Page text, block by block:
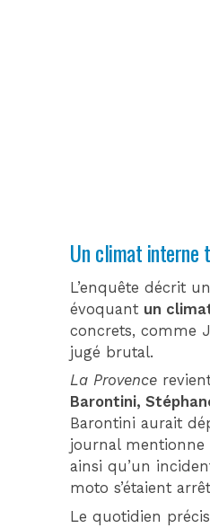
Un climat interne
L’enquête décrit
évoquant un
concrets, comme
jugé brutal.
La Provence
Barontini,
Barontini aurait
journal mentionne
ainsi qu’un
moto s’étaient
Le quotidien